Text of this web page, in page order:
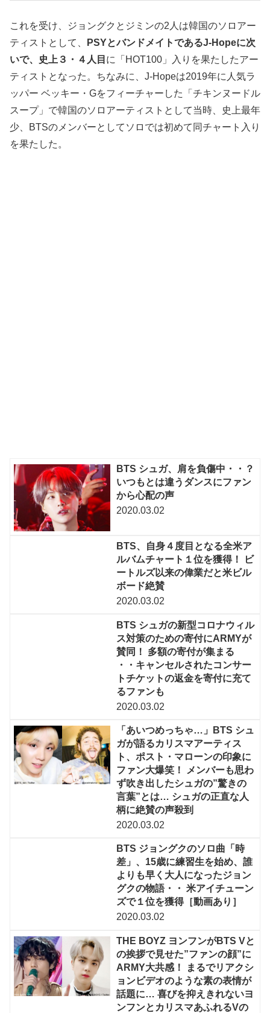
これを受け、ジョングクとジミンの2人は韓国のソロアー
ティストとして、
PSYとバンドメイトであるJ-Hopeに次
いで、史上３・４人目 に「HOT100」入りを果たしたアー
ティストとなった。ちなみに、J-Hopeは2019年に人気ラ
ッパー ベッキー・Gをフィーチャーした「チキンヌードル
スープ」で韓国のソロアーティストとして当時、史上最年
少、BTSのメンバーとしてソロでは初めて同チャート入り
を果たした。
BTS シュガ、肩を負傷中・・？
いつもとは違うダンスにファン
から心配の声
2020.03.02
BTS、自身４度目となる全米ア
ルバムチャート１位を獲得！ ビ
ートルズ以来の偉業だと米ビル
ボード絶賛
2020.03.02
BTS シュガの新型コロナウィル
ス対策のための寄付にARMYが
賛同！ 多額の寄付が集まる
・・キャンセルされたコンサー
トチケットの返金を寄付に充て
るファンも
2020.03.02
「あいつめっちゃ…」BTS シュ
ガが語るカリスマアーティス
ト、ポスト・マローンの印象に
ファン大爆笑！ メンバーも思わ
ず吹き出したシュガの”驚きの
言葉”とは… シュガの正直な人
柄に絶賛の声殺到
2020.03.02
BTS ジョングクのソロ曲「時
差」、15歳に練習生を始め、誰
よりも早く大人になったジョン
グクの物語・・ 米アイチューン
ズで１位を獲得［動画あり］
2020.03.02
THE BOYZ ヨンフンがBTS Vと
の挨拶で見せた”ファンの顔”に
ARMY大共感！ まるでリアクシ
ョンビデオのような素の表情が
話題に… 喜びを抑えきれないヨ
ンフンとカリスマあふれるVの